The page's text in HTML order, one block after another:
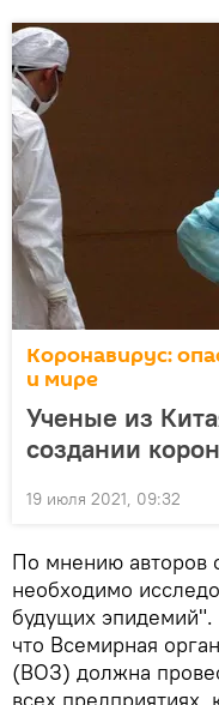
Коронавирус:
и мире
Ученые из
создании
19 июля 2021, 09:32
По мнению авторов
необходимо
будущих
что Всемирная
(ВОЗ) должна
всех